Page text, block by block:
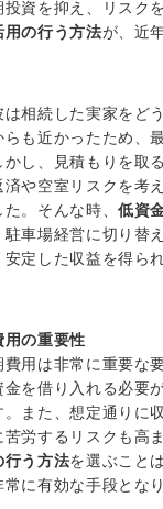
投資を抑え、リスク
用の行う方法が、近
相続した実家をど
らも近かったため、
し、見積もりを取
や空室リスクを考
た。そんな時、低資
車場経営に切り替
定した収益を得ら
用の重要性
用は非常に重要な
を借り入れる必要
また、想定通りに
労するリスクも高
行う方法を選ぶこと
に有効な手段となり